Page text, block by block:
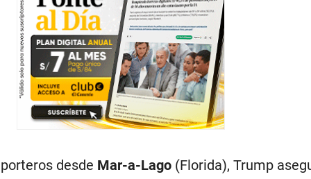
desde Mar-a-Lago(Florida), Trump